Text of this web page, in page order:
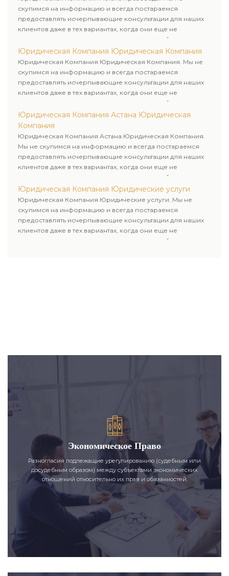
скупимся на информацию и всегда постараемся
предоставлять исчерпывающие консультации для наших
клиентов даже в тех вариантах, когда они еще не
пользовались юридическими услугами нашей компании.
Юридическая Компания Юридическая Компания
Юридическая Компания Юридическая Компания. Мы не
скупимся на информацию и всегда постараемся
предоставлять исчерпывающие консультации для наших
клиентов даже в тех вариантах, когда они еще не
пользовались юридическими услугами нашей компании.
Юридическая Компания Астана Юридическая
Компания
Юридическая Компания Астана Юридическая Компания.
Мы не скупимся на информацию и всегда постараемся
предоставлять исчерпывающие консультации для наших
клиентов даже в тех вариантах, когда они еще не
пользовались юридическими услугами нашей компании.
Юридическая Компания Юридические услуги
Юридическая Компания Юридические услуги. Мы не
скупимся на информацию и всегда постараемся
предоставлять исчерпывающие консультации для наших
клиентов даже в тех вариантах, когда они еще не
пользовались юридическими услугами нашей компании.
Экономическое Право
Разногласия подлежащие урегулированию (судебным или
досудебным образом) между субъектами экономических
отношений относительно их прав и обязанностей.